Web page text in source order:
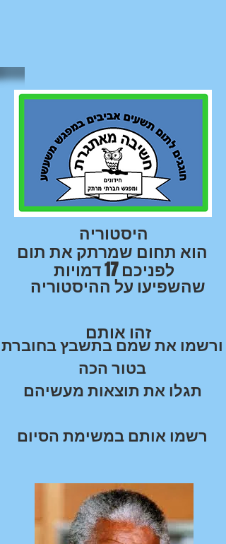
שהשפיעו על ההיסטוריה
היסטוריה
הוא תחום שמרתק את תום
לפניכם 17 דמויות
זהו אותם
ורשמו את שמם בתשבץ בחוברת
בטור הכה
תגלו את תוצאות מעשיהם
רשמו אותם במשימת הסיום